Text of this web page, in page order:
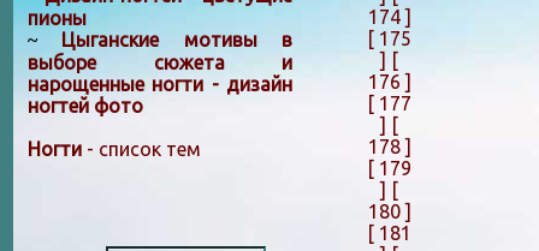
174 ]
[ 175
] [
176 ]
[ 177
] [
178 ]
[ 179
] [
180 ]
[ 181
пионы
~ Цыганские мотивы в
выборе сюжета и
нарощенные ногти - дизайн
ногтей фото
Ногти - список тем